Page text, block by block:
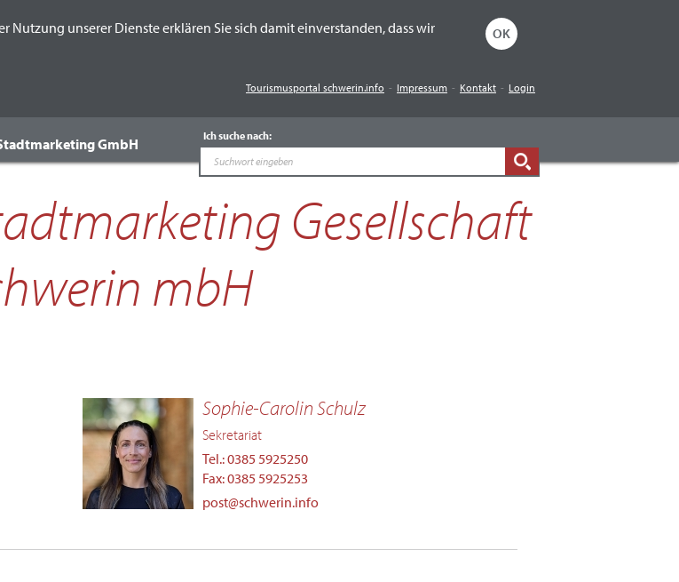
unserer Dienste erklären Sie sich damit einverstanden, dass wir
OK
Tourismusportal schwerin.info Impressum Kontakt Login
GmbH Ich suche nach:
Gesellschaft
mbH
Sophie-Carolin Schulz
Sekretariat
Tel.: 0385 5925250
Fax: 0385 5925253
post@schwerin.info